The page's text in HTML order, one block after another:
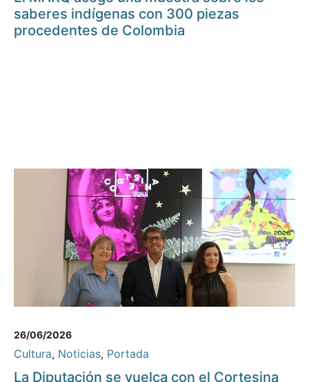
saberes indígenas con 300 piezas
procedentes de Colombia
26/06/2026
Cultura, Noticias, Portada
La Diputación se vuelca con el Cortesina